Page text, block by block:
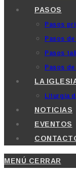
PASOS
Pasos
Pasos
Pasos
Pasos
LA
Liturgia
NOTICIAS
EVENTOS
MENÚ CERRAR